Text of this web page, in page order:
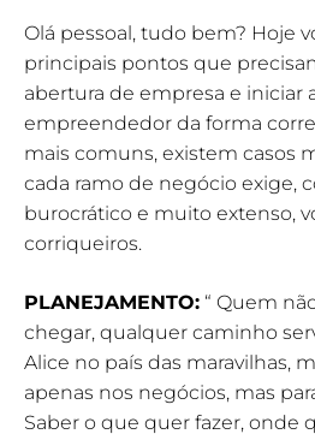
Olá pessoal, tudo bem? Hoje
principais pontos que
abertura de empresa e iniciar
empreendedor da forma
mais comuns, existem casos
cada ramo de negócio exige,
burocrático e muito extenso,
corriqueiros.
PLANEJAMENTO: “ Quem
chegar, qualquer caminho
Alice no país das maravilhas,
apenas nos negócios, mas
Saber o que quer fazer, onde